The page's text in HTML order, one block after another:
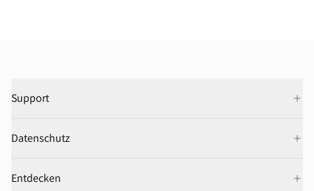
Support
Datenschutz
Entdecken